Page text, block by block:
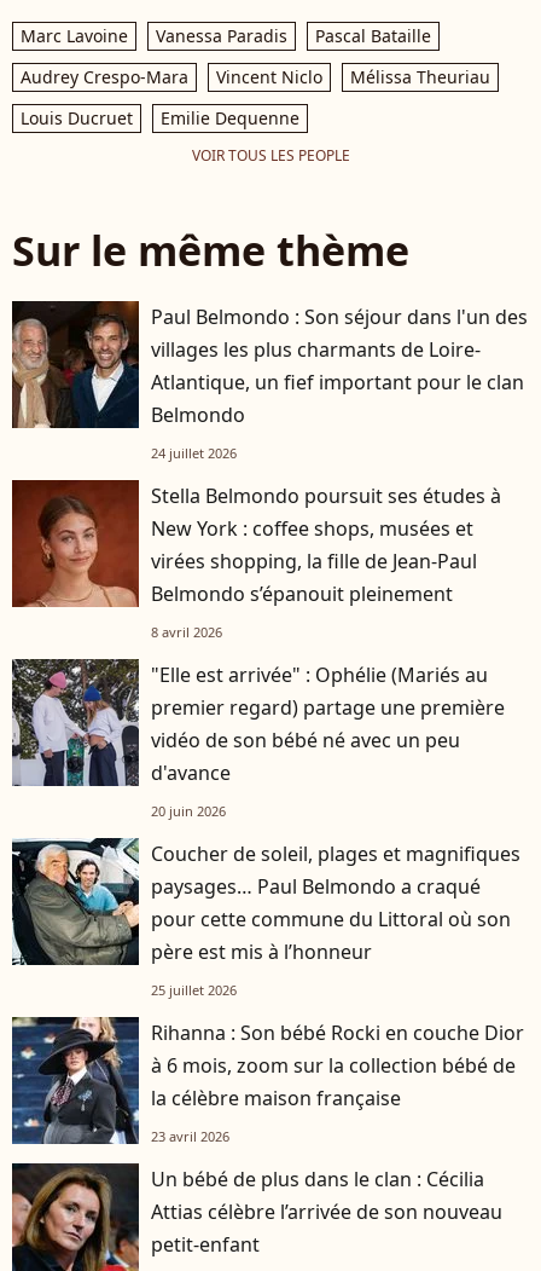
Marc Lavoine Vanessa Paradis
Pascal Bataille
Audrey Crespo-Mara
Vincent Niclo
Mélissa Theuriau
Louis Ducruet
Emilie Dequenne
VOIR TOUS LES PEOPLE
Sur le même thème
Paul Belmondo : Son séjour dans l'un des
villages les plus charmants de Loire-
Atlantique, un fief important pour le clan
Belmondo
24 juillet 2026
Stella Belmondo poursuit ses études à
New York : coffee shops, musées et
virées shopping, la fille de Jean-Paul
Belmondo s’épanouit pleinement
8 avril 2026
"Elle est arrivée" : Ophélie (Mariés au
premier regard) partage une première
vidéo de son bébé né avec un peu
d'avance
20 juin 2026
Coucher de soleil, plages et magnifiques
paysages… Paul Belmondo a craqué
pour cette commune du Littoral où son
père est mis à l’honneur
25 juillet 2026
Rihanna : Son bébé Rocki en couche Dior
à 6 mois, zoom sur la collection bébé de
la célèbre maison française
23 avril 2026
Un bébé de plus dans le clan : Cécilia
Attias célèbre l’arrivée de son nouveau
petit-enfant